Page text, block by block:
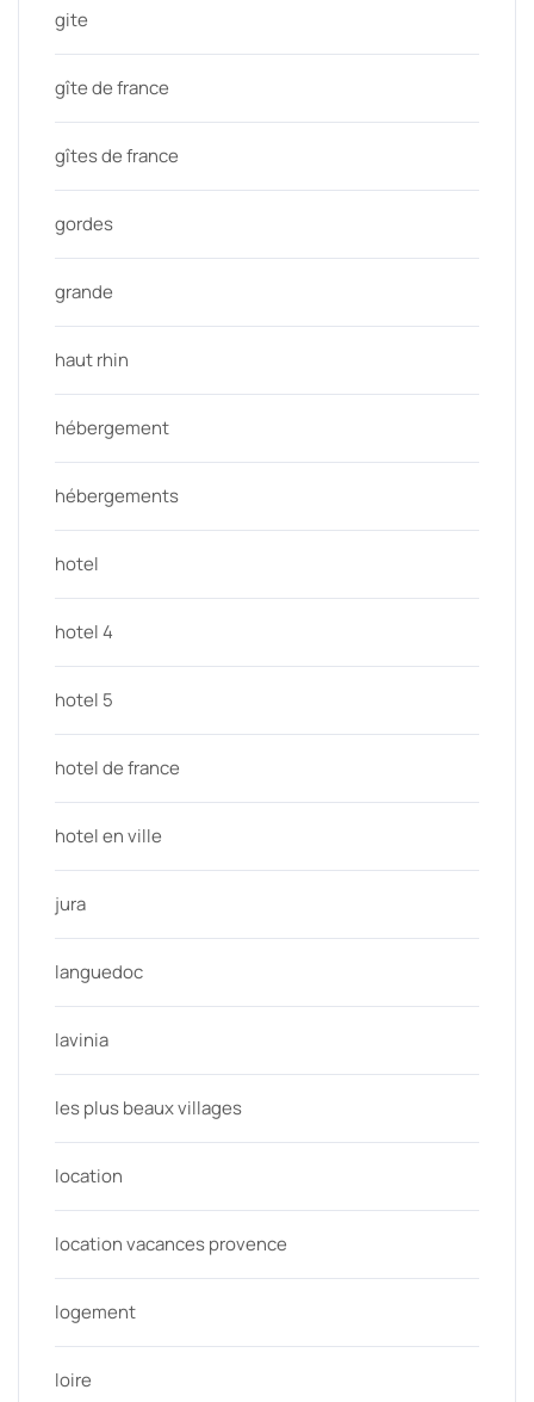
gite
gîte de france
gîtes de france
gordes
grande
haut rhin
hébergement
hébergements
hotel
hotel 4
hotel 5
hotel de france
hotel en ville
jura
languedoc
lavinia
les plus beaux villages
location
location vacances provence
logement
loire